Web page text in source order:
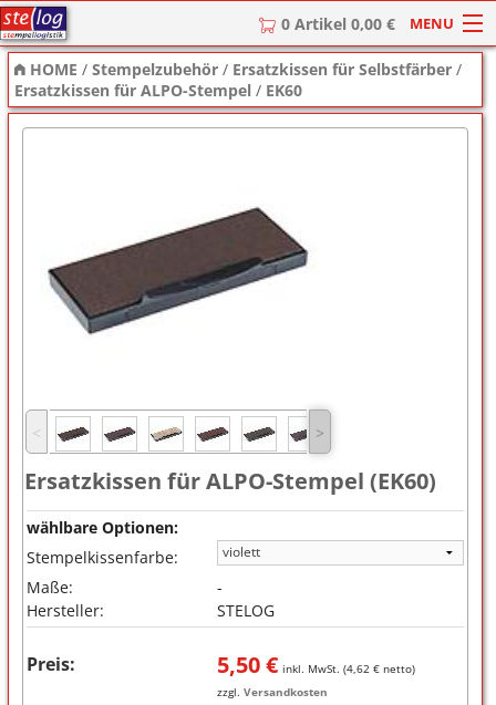
0 Artikel 0,00 € MENU
HOME
Stempel
HOME /Stempelzubehör / Ersatzkissen für Selbstfärber /
Ersatzkissen für ALPO-Stempel / EK60
˂ ˃
Ersatzkissen für ALPO-Stempel (EK60)
wählbare Optionen:
Stempelkissenfarbe:
Maße:
-
Hersteller:
STELOG
Preis: 5,50€ inkl. MwSt. (4,62€ netto)
zzgl. Versandkosten